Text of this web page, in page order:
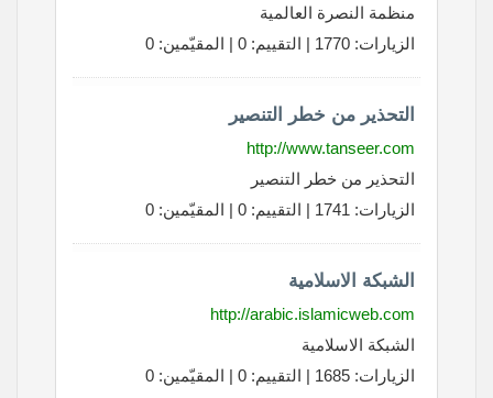
منظمة النصرة العالمية
الزيارات: 1770 | التقييم: 0 | المقيّمين: 0
التحذير من خطر التنصير
http://www.tanseer.com
التحذير من خطر التنصير
الزيارات: 1741 | التقييم: 0 | المقيّمين: 0
الشبكة الاسلامية
http://arabic.islamicweb.com
الشبكة الاسلامية
الزيارات: 1685 | التقييم: 0 | المقيّمين: 0